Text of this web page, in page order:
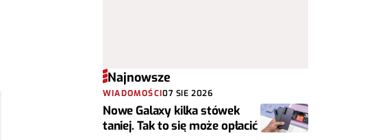
Najnowsze
WIADOMOŚCI07 SIE 2026
Nowe Galaxy kilka stówek
taniej. Tak to się może opłacić